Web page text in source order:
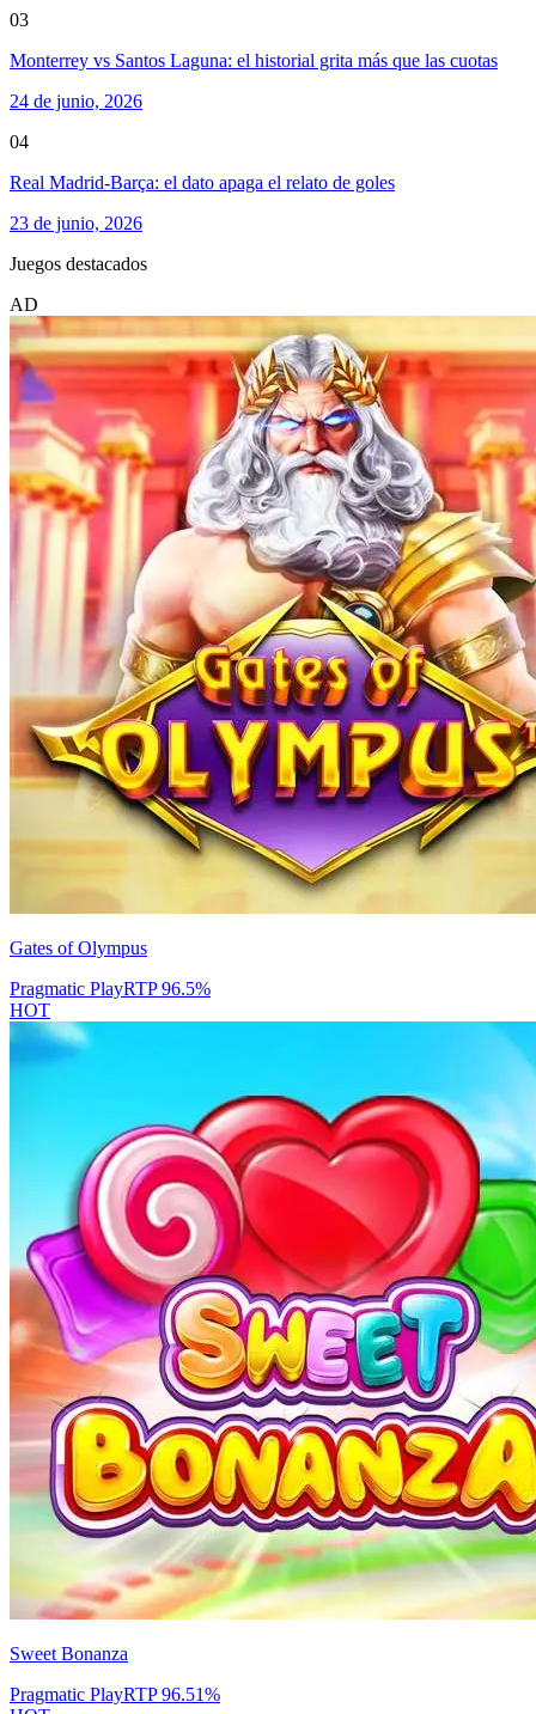
03
Monterrey vs Santos Laguna: el historial grita más que las cuotas
24 de junio, 2026
04
Real Madrid-Barça: el dato apaga el relato de goles
23 de junio, 2026
Juegos destacados
AD
Gates of Olympus
Pragmatic PlayRTP96.5%
HOT
Sweet Bonanza
Pragmatic PlayRTP96.51%